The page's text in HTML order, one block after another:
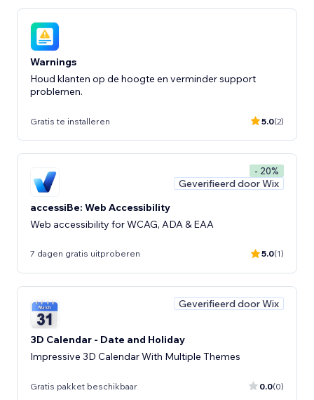
Warnings
Houd klanten op de hoogte en verminder support
problemen.
Gratis te installeren 5.0(2)
- 20%
Geverifieerd door Wix
accessiBe: Web Accessibility
Web accessibility for WCAG, ADA & EAA
7 dagen gratis uitproberen 5.0(1)
Geverifieerd door Wix
3D Calendar - Date and Holiday
Impressive 3D Calendar With Multiple Themes
Gratis pakket beschikbaar 0.0(0)